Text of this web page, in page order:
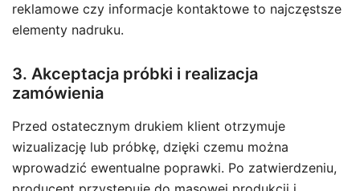
reklamowe czy informacje kontaktowe to najczęstsze
elementy nadruku.
3. Akceptacja próbki i realizacja
zamówienia
Przed ostatecznym drukiem klient otrzymuje
wizualizację lub próbkę, dzięki czemu można
wprowadzić ewentualne poprawki. Po zatwierdzeniu,